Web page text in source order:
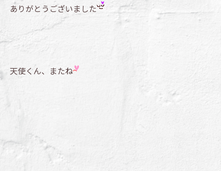
ありがとうございました
天使くん、またね